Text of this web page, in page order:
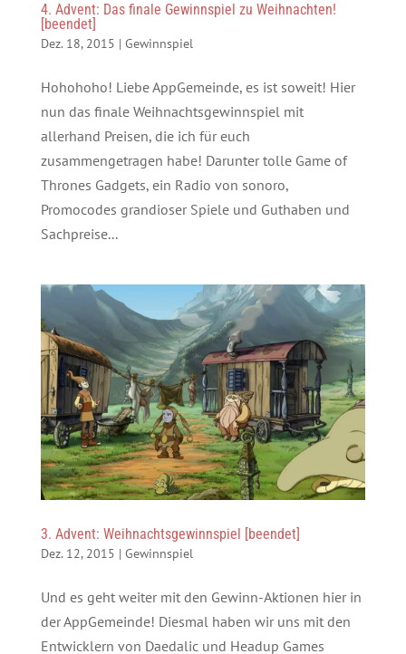
4. Advent: Das finale Gewinnspiel zu Weihnachten!
[beendet]
Dez. 18, 2015 | Gewinnspiel
Hohohoho! Liebe AppGemeinde, es ist soweit! Hier
nun das finale Weihnachtsgewinnspiel mit
allerhand Preisen, die ich für euch
zusammengetragen habe! Darunter tolle Game of
Thrones Gadgets, ein Radio von sonoro,
Promocodes grandioser Spiele und Guthaben und
Sachpreise...
3. Advent: Weihnachtsgewinnspiel [beendet]
Dez. 12, 2015 | Gewinnspiel
Und es geht weiter mit den Gewinn-Aktionen hier in
der AppGemeinde! Diesmal haben wir uns mit den
Entwicklern von Daedalic und Headup Games